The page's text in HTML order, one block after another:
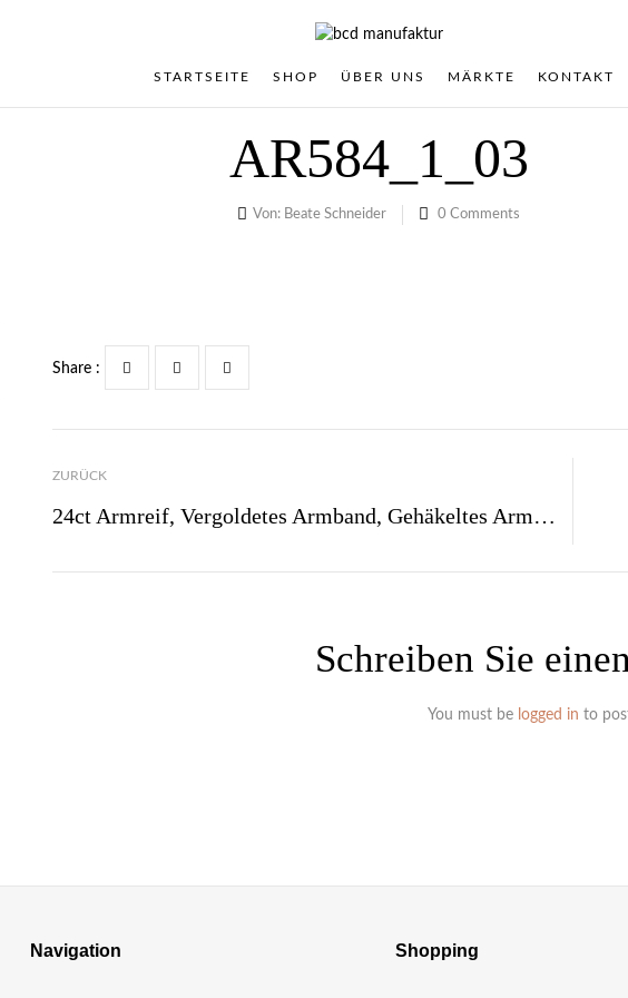
STARTSEITE SHOP ÜBER UNS MÄRKTE KONTAKT
AR584_1_03
Von: Beate Schneider 0 Comments
Share :
ZURÜCK
24ct Armreif, Vergoldetes Armband, Gehäkeltes Armband Aus 24ct Gold-Draht – AR519g
Schreiben Sie
You must be logged in to
Navigation Shopping